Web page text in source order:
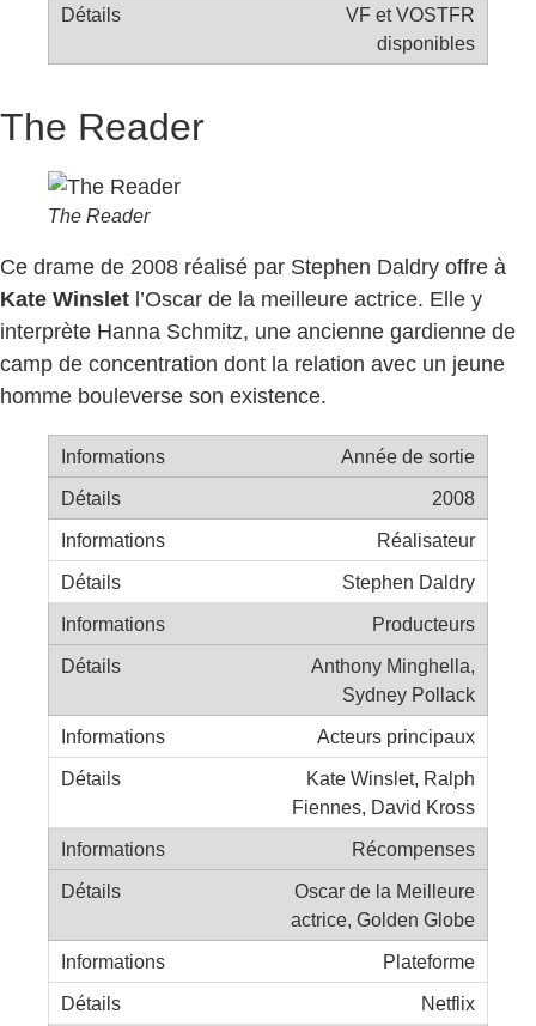
VF et VOSTFR
disponibles
The Reader
The Reader
Ce drame de 2008 réalisé par Stephen Daldry offre à
Kate Winslet l’Oscar de la meilleure actrice. Elle y
interprète Hanna Schmitz, une ancienne gardienne de
camp de concentration dont la relation avec un jeune
homme bouleverse son existence.
Année de sortie
2008
Réalisateur
Stephen Daldry
Producteurs
Anthony Minghella,
Sydney Pollack
Acteurs principaux
Kate Winslet, Ralph
Fiennes, David Kross
Récompenses
Oscar de la Meilleure
actrice, Golden Globe
Plateforme
Netflix